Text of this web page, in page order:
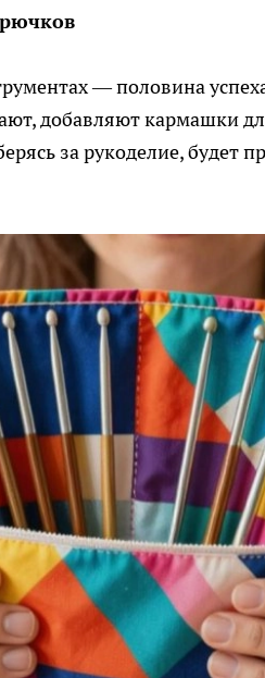
— половина
добавляют кармашки
за рукоделие, будет